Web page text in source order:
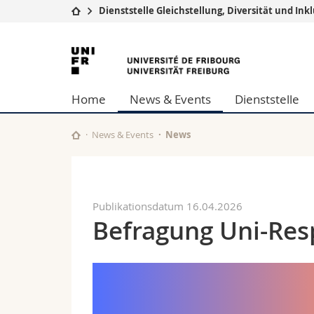
Universität
Studium
Forschung
Universität
Weiterbildung
Wirtschafts-
Philosophische
Dienststelle Gleichstellung, Diversität und
Universität
Freiburg
Home News & Events Dienststelle
News & Events News
Publikationsdatum 16.04.2026
Befragung Uni-